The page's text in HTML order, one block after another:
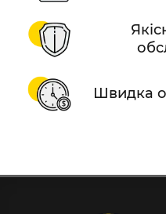
Швидка